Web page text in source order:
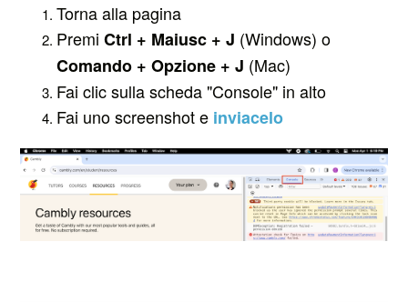
Torna alla pagina
PremiCtrl + Maiusc + J (Windows) o
Comando + Opzione + J (Mac)
Fai clic sulla scheda "Console" in alto
Fai uno screenshot e inviacelo